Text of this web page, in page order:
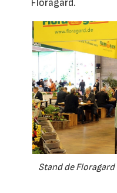
Stand de Floragard